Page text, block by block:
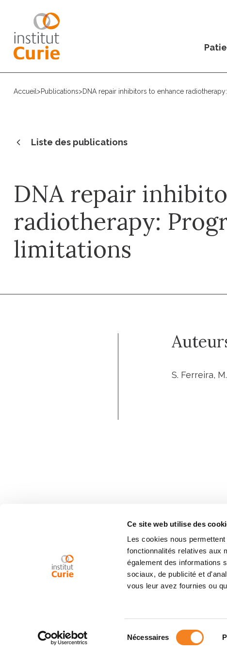
Ce site web utilise des
Les cookies nous
fonctionnalités relatives aux
également des informations
sociaux, de publicité et
vous leur avez fournies ou
Nécessaires
Accueil >Publications>DNA repair inhibitors to enhance
Liste des publications
DNA repair
radiotherapy:
limitations
S. Ferreira,